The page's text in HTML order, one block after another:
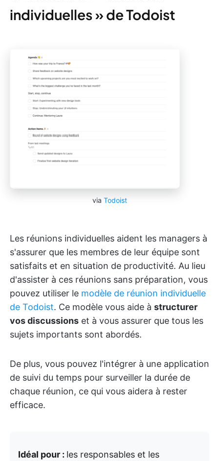
individuelles » de Todoist
via Todoist
Les réunions individuelles aident les managers à
s'assurer que les membres de leur équipe sont
satisfaits et en situation de productivité. Au lieu
d'assister à ces réunions sans préparation, vous
pouvez utiliser le modèle de réunion individuelle
de Todoist. Ce modèle vous aide à structurer
vos discussions et à vous assurer que tous les
sujets importants sont abordés.
De plus, vous pouvez l'intégrer à une application
de suivi du temps pour surveiller la durée de
chaque réunion, ce qui vous aidera à rester
efficace.
Idéal pour : les responsables et les